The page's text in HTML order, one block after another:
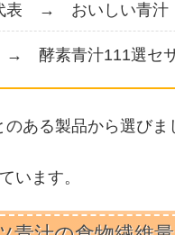
表 → おいしい青汁
酵素青汁111選セサ
ある製品から選びま
います。